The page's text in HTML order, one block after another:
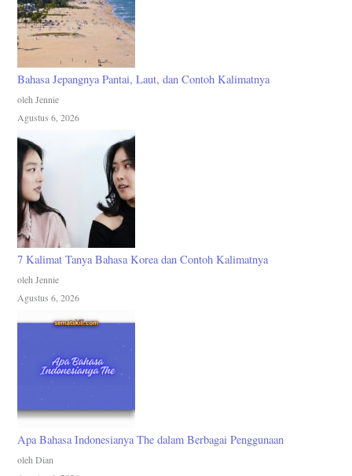
Bahasa Jepangnya Pantai, Laut, dan Contoh Kalimatnya
oleh Jennie
Agustus 6, 2026
7 Kalimat Tanya Bahasa Korea dan Contoh Kalimatnya
oleh Jennie
Agustus 6, 2026
Apa Bahasa Indonesianya The dalam Berbagai Penggunaan
oleh Dian